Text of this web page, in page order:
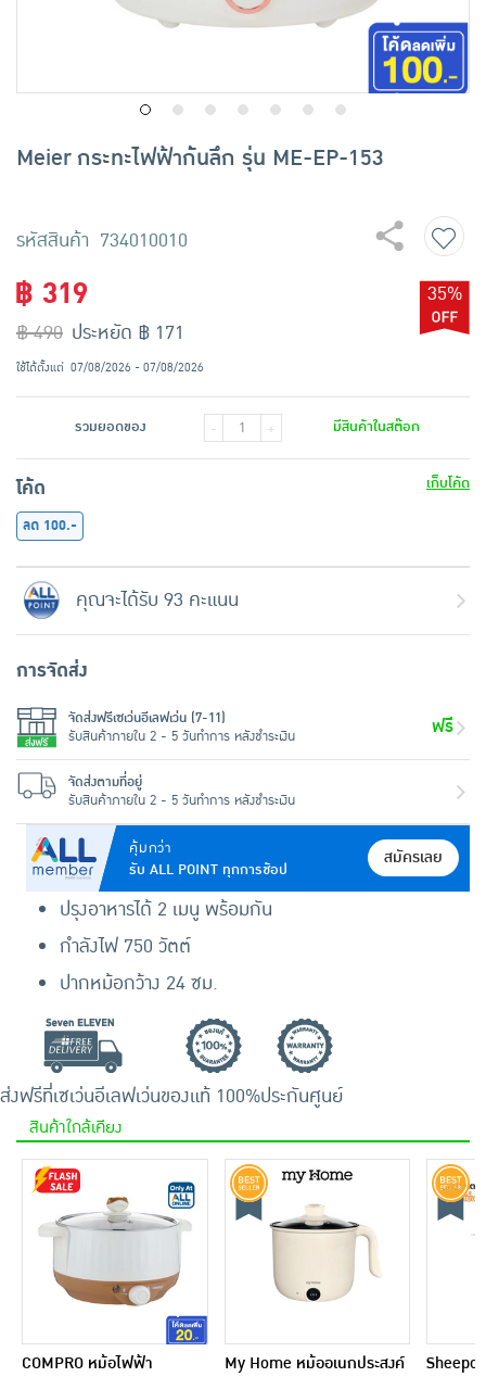
อาหารสด ผัก ผลไม้และเบเกอรี่
Meier กระทะไฟฟ้าก้นลึก รุ่น ME-EP-153
รหัสสินค้า 734010010
คุ้มกว่า
รับ ALL POINT ทุกการช้อป
สมัครเลย
ปรุงอาหารได้ 2 เมนู พร้อมกัน
กำลังไฟ 750 วัตต์
ปากหม้อกว้าง 24 ซม.
฿ 319
฿ 490
35%
ประหยัด ฿ 171
ใช้ได้ตั้งแต่ 07/08/2026 - 07/08/2026
รวมยอดของ - + มีสินค้าในสต๊อก
โค้ด
เก็บโค้ด
ลด 100.-
คุณจะได้รับ 93 คะแนน
การจัดส่ง
จัดส่งฟรีเซเว่นอีเลฟเว่น (7-11)
รับสินค้าภายใน 2 - 5 วันทำการ หลังชำระเงิน
ฟรี
จัดส่งตามที่อยู่
รับสินค้าภายใน 2 - 5 วันทำการ หลังชำระเงิน
ส่งฟรีที่เซเว่นอีเลฟเว่นของแท้ 100%ประกันศูนย์
สินค้าใกล้เคียง
COMPRO หม้อไฟฟ้า
My Home หม้ออเนกประสงค์